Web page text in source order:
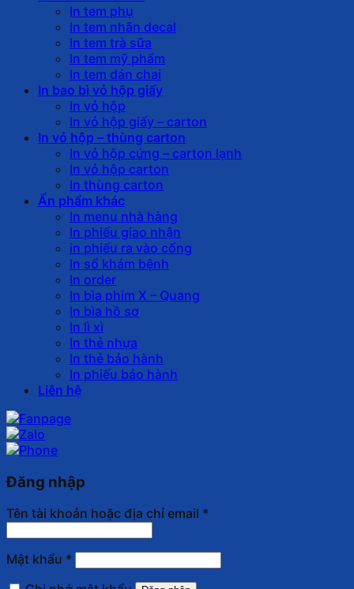
In tem phụ
In tem nhãn decal
In tem trà sữa
In tem mỹ phẩm
In tem dán chai
In bao bì vỏ hộp giấy
In vỏ hộp
In vỏ hộp giấy – carton
In vỏ hộp – thùng carton
In vỏ hộp cứng – carton lạnh
In vỏ hộp carton
In thùng carton
Ấn phẩm khác
In menu nhà hàng
In phiếu giao nhận
in phiếu ra vào cổng
In sổ khám bệnh
In order
In bìa phim X – Quang
In bìa hồ sơ
In lì xì
In thẻ nhựa
In thẻ bảo hành
In phiếu bảo hành
Liên hệ
Đăng nhập
Tên tài khoản hoặc địa chỉ email *
Mật khẩu *